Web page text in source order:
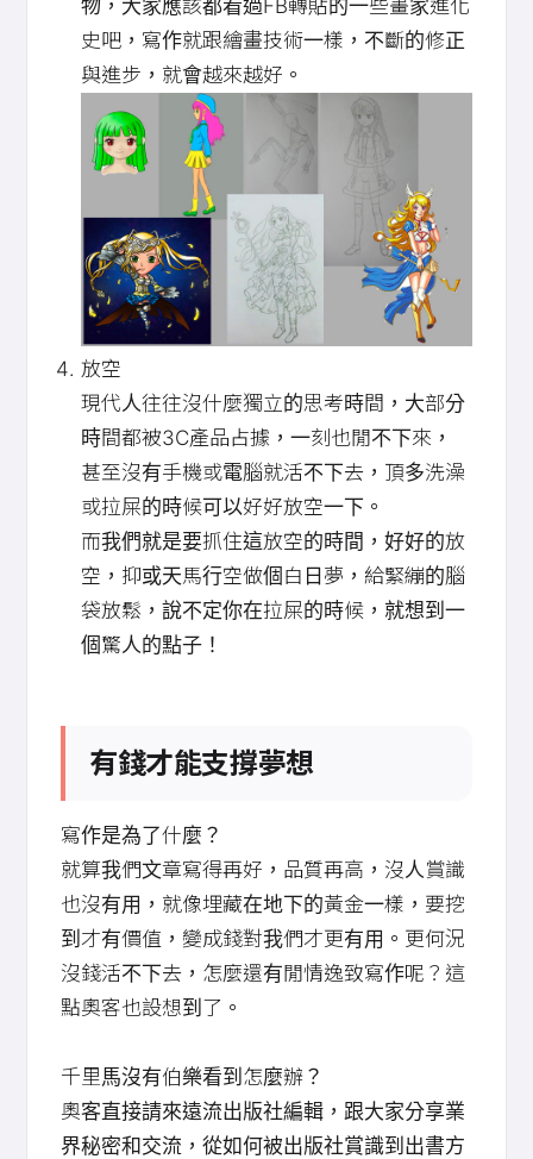
物，大家應該都看過FB轉貼的一些畫家進化
史吧，寫作就跟繪畫技術一樣，不斷的修正
與進步，就會越來越好。
放空
現代人往往沒什麼獨立的思考時間，大部分
時間都被3C產品占據，一刻也閒不下來，
甚至沒有手機或電腦就活不下去，頂多洗澡
或拉屎的時候可以好好放空一下。
而我們就是要抓住這放空的時間，好好的放
空，抑或天馬行空做個白日夢，給緊繃的腦
袋放鬆，說不定你在拉屎的時候，就想到一
個驚人的點子！
有錢才能支撐夢想
寫作是為了什麼？
就算我們文章寫得再好，品質再高，沒人賞識
也沒有用，就像埋藏在地下的黃金一樣，要挖
到才有價值，變成錢對我們才更有用。更何況
沒錢活不下去，怎麼還有閒情逸致寫作呢？這
點奧客也設想到了。
千里馬沒有伯樂看到怎麼辦？
奧客直接請來遠流出版社編輯，跟大家分享業
界秘密和交流，從如何被出版社賞識到出書方